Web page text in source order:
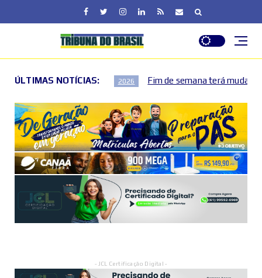
ÚLTIMAS NOTÍCIAS:
2026 Fim de semana terá mudanças no trânsito no Plano Piloto
- JCL Certificação Digital -